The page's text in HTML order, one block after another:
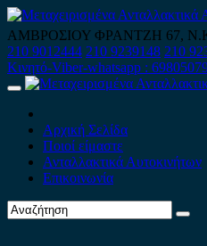
Skip
to
content
ΑΜΒΡΟΣΙΟΥ ΦΡΑΝΤΖΗ 67,
210 9012444 210 9239148 210
Κινητό-Viber-whatsapp :
Primary
Αρχική Σελίδα
Ποιοί είμαστε
Ανταλλακτικά Αυτοκινήτων
Επικοινωνία